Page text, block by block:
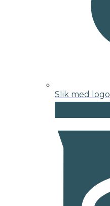
Slik med logo